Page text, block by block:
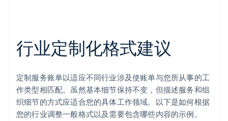
行业定制化格式建议
定制服务账单以适应不同行业涉及使账单与您所从事的工
作类型相匹配。虽然基本细节保持不变，但描述服务和组
织细节的方式应适合您的具体工作领域。以下是如何根据
您的行业调整一般格式以及需要包含哪些内容的示例。